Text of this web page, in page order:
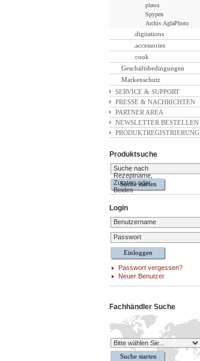
plawa
Spypen
Archiv AgfaPhoto
.digitations
.accessories
.cook
Geschäftsbedingungen
Markenschutz
SERVICE & SUPPORT
PRESSE & NACHRICHTEN
PARTNER AREA
NEWSLETTER BESTELLEN
PRODUKTREGISTRIERUNG
Produktsuche
Suche nach
Rezeptname,
Zutaten oder
Beides
Login
Benutzername
Passwort
Passwort vergessen?
Neuer Benutzer
Fachhändler Suche